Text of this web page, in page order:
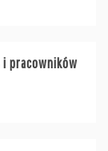
pracowników